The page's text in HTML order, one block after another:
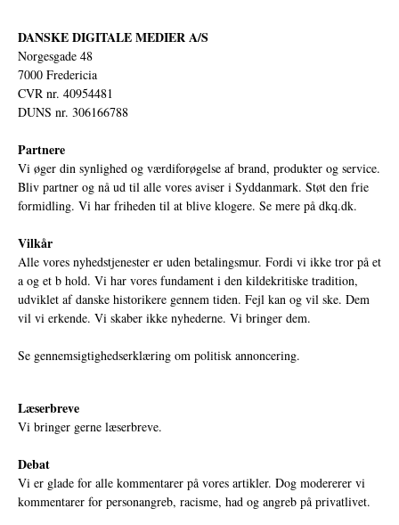
DANSKE DIGITALE MEDIER A/S
Norgesgade 48
7000 Fredericia
CVR nr. 40954481
DUNS nr. 306166788
Partnere
Vi øger din synlighed og værdiforøgelse af brand, produkter og service.
Bliv partner og nå ud til alle vores aviser i Syddanmark. Støt den frie
formidling. Vi har friheden til at blive klogere. Se mere på dkq.dk.
Vilkår
Alle vores nyhedstjenester er uden betalingsmur. Fordi vi ikke tror på et
a og et b hold. Vi har vores fundament i den kildekritiske tradition,
udviklet af danske historikere gennem tiden. Fejl kan og vil ske. Dem
vil vi erkende. Vi skaber ikke nyhederne. Vi bringer dem.
Se gennemsigtighedserklæring om politisk annoncering.
Læserbreve
Vi bringer gerne læserbreve.
Debat
Vi er glade for alle kommentarer på vores artikler. Dog modererer vi
kommentarer for personangreb, racisme, had og angreb på privatlivet.